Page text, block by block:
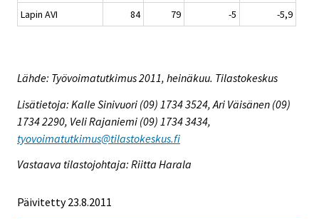
Lapin AVI
84 79 -5 -5,9
Lähde: Työvoimatutkimus 2011, heinäkuu. Tilastokeskus
Lisätietoja: Kalle Sinivuori (09) 1734 3524, Ari Väisänen (09)
1734 2290, Veli Rajaniemi (09) 1734 3434,
tyovoimatutkimus@tilastokeskus.fi
Vastaava tilastojohtaja: Riitta Harala
Päivitetty 23.8.2011